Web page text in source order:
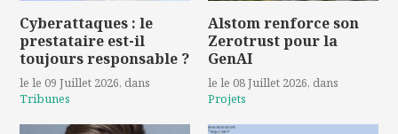
Cyberattaques : le
prestataire est-il
toujours responsable ?
le le 09 Juillet 2026, dans
Tribunes
Alstom renforce son
Zerotrust pour la
GenAI
le le 08 Juillet 2026, dans
Projets